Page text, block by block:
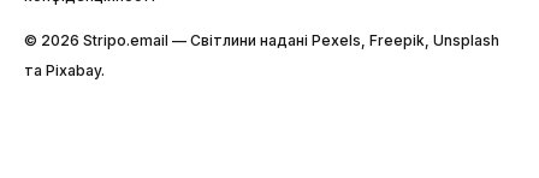
© 2026 Stripо.email — Світлини надані Pexels, Freepik, Unsplash
та Pixabay.